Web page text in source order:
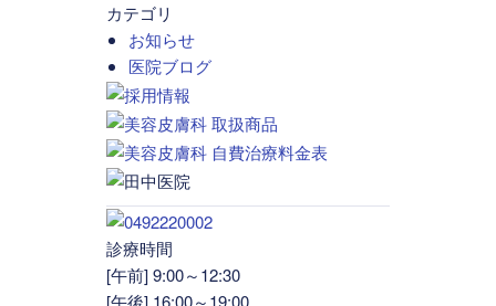
カテゴリ
お知らせ
医院ブログ
診療時間
[午前] 9:00～12:30